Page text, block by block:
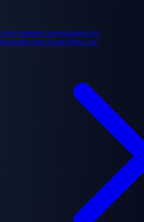
Arco Anterior Assassination Arc
Siguiente Arco Death Row Arc